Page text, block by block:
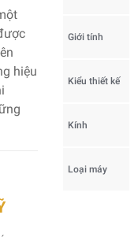
hiệu
Giới tính
Kiểu thiết kế
Kính
Loại máy